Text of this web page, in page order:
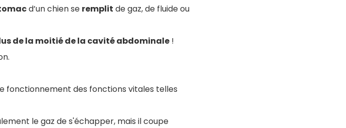
d’un chien se remplit de gaz, de fluide ou
de la moitié de la cavité abdominale !
fonctionnement des fonctions vitales telles
le gaz de s'échapper, mais il coupe